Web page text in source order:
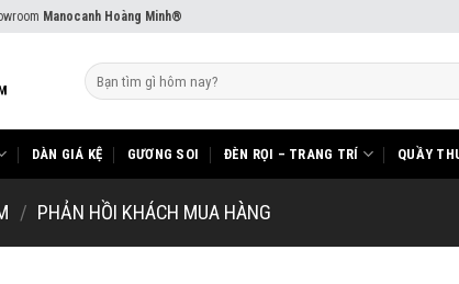
Manocanh Hoàng Minh®
Tìm
kiếm:
DÀN GIÁ KỆ GƯƠNG SOI ĐÈN RỌI – TRANG TRÍ QUẦY
/ PHẢN HỒI KHÁCH MUA HÀNG